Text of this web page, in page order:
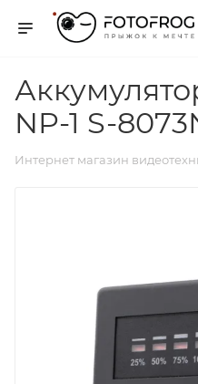
NP-1 S-
Интернет магазин